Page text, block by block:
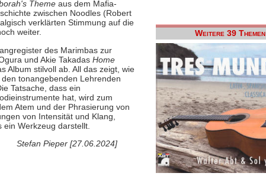
Themeaus dem Mafia-
zwischen Noodles (Robert
verklärten Stimmung auf die
weiter.
des Marimbas zur
und Akie Takadas Home
Album stilvoll ab. All das zeigt, wie
tonangebenden Lehrenden
Tatsache, dass ein
hat, wird zum
Atem und der Phrasierung von
von Intensität und Klang,
Werkzeug darstellt.
Stefan Pieper [27.06.2024]
Weitere 39 Themen